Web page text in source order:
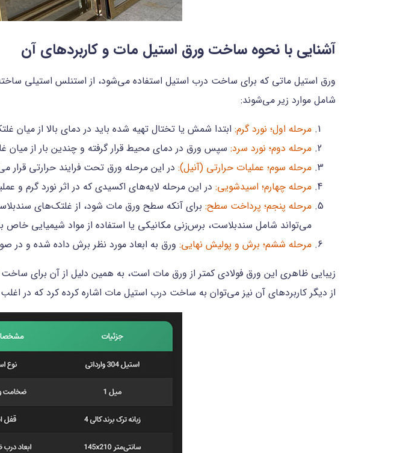
آشنایی با نحوه ساخت ورق استیل مات و کاربردهای آن
ورق استیل ماتی که برای ساخت درب استیل استفاده می‌شود، از استنلس استیلی
شامل موارد زیر می‌شوند:
مرحله اول؛ نورد گرم: ابتدا شمش یا تختال تهیه شده باید در دمای بالا از
مرحله دوم؛ نورد سرد: سپس ورق در دمای محیط قرار گرفته و چندین بار از
مرحله سوم؛ عملیات حرارتی (آنیل): در این مرحله ورق تحت فرایند حرارتی
مرحله چهارم؛ اسیدشویی: در این مرحله لایه‌های اکسیدی که در اثر نورد گرم و
مرحله پنجم؛ پرداخت سطح: برای آنکه سطح ورق مات شود، از غلتک‌های
می‌تواند شامل سندبلاست، برس‌زنی مکانیکی یا استفاده از مواد شیمیایی خاص
مرحله ششم؛ برش و پولیش نهایی: ورق به ابعاد مورد نظر برش داده شده و در
زیبایی ظاهری این ورق فولادی کمتر از ورق مات است، به همین دلیل از آن برای
از دیگر کاربردهای آن نیز می‌توان به ساخت درب استیل مات اشاره کرده کرد که در